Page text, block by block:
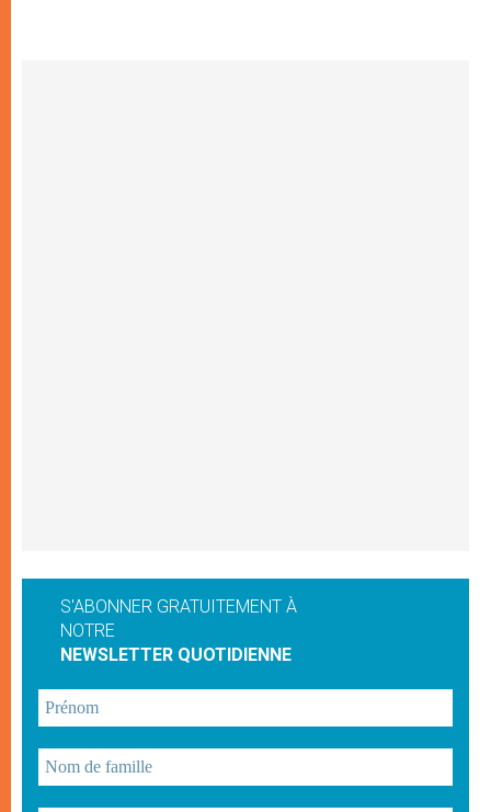
S'ABONNER GRATUITEMENT À
NOTRE
NEWSLETTER QUOTIDIENNE